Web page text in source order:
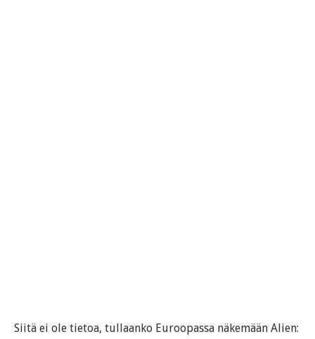
Siitä ei ole tietoa, tullaanko Euroopassa näkemään Alien: